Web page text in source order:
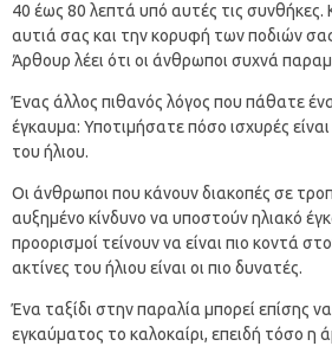
40 έως 80 λεπτά υπό αυτές τις συνθήκες.
αυτιά σας και την κορυφή των ποδιών
Άρθουρ λέει ότι οι άνθρωποι συχνά
Ένας άλλος πιθανός λόγος που πάθατε
έγκαυμα: Υποτιμήσατε πόσο ισχυρές
του ήλιου.
Οι άνθρωποι που κάνουν διακοπές σε
αυξημένο κίνδυνο να υποστούν ηλιακό
προορισμοί τείνουν να είναι πιο κοντά
ακτίνες του ήλιου είναι οι πιο δυνατές.
Ένα ταξίδι στην παραλία μπορεί επίσης
εγκαύματος το καλοκαίρι, επειδή τόσο η